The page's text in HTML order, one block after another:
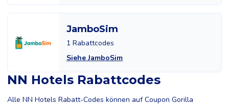
JamboSim
1 Rabattcodes
Siehe JamboSim
NN Hotels Rabattcodes
Alle NN Hotels Rabatt-Codes können auf Coupon Gorilla